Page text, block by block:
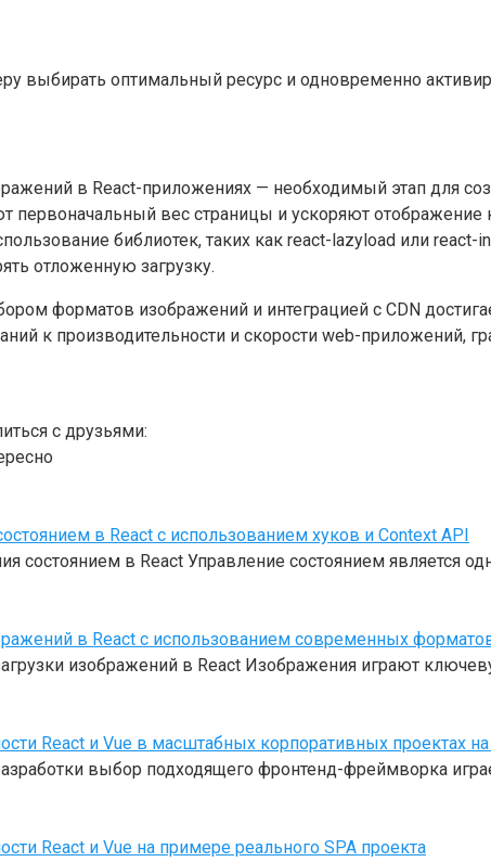
выбирать оптимальный ресурс и одновременно
в React-приложениях — необходимый этап для
первоначальный вес страницы и ускоряют отображение
библиотек, таких как react-lazyload или
отложенную загрузку.
форматов изображений и интеграцией с CDN
к производительности и скорости web-
с друзьями:
в React с использованием хуков и Context API
состоянием в React Управление состоянием является
в React с использованием современных
изображений в React Изображения играют
React и Vue в масштабных корпоративных проектах
выбор подходящего фронтенд-фреймворка
React и Vue на примере реального SPA проекта